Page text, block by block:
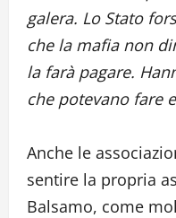
galera. Lo Stato
che la mafia non
la farà pagare.
che potevano fare
Anche le
sentire la propria
Balsamo, come